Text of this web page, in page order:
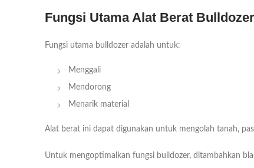
Fungsi Utama Alat Berat Bulldozer
Fungsi utama bulldozer adalah untuk:
Menggali
Mendorong
Menarik material
Alat berat ini dapat digunakan untuk mengolah tanah,
Untuk mengoptimalkan fungsi bulldozer, ditambahkan